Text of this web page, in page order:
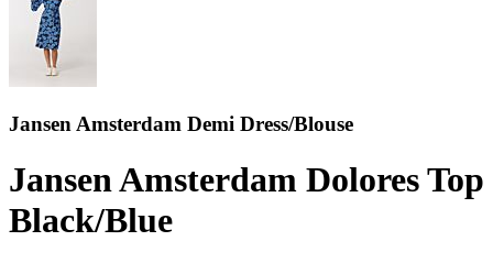
Jansen Amsterdam Demi Dress/Blouse
Jansen Amsterdam Dolores Top
Black/Blue